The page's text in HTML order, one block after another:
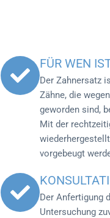
FÜR WEN
Der Zahnersatz
Zähne, die
geworden sind,
Mit der
vorgebeugt
Der Anfertigung
Untersuchung